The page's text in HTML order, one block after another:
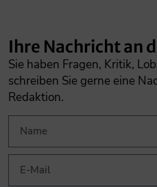
Ihre Nachricht an
Sie haben Fragen, Kritik,
schreiben Sie gerne eine
Redaktion.